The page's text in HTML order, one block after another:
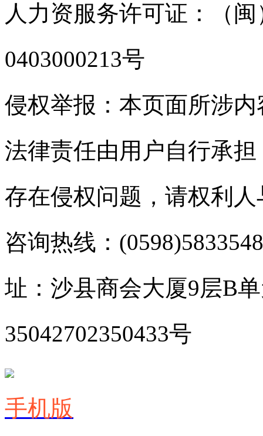
人力资服务许可证：（
0403000213号
侵权举报：本页面所涉
法律责任由用户自行承
存在侵权问题，请权利
咨询热线：
址：沙县商会大厦9层B
35042702350433号
手机版